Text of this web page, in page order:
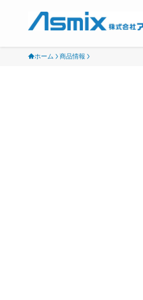
ホーム 商品情報